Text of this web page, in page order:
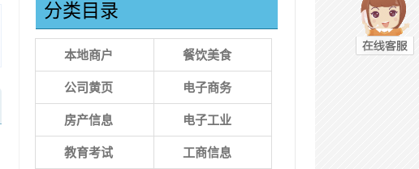
分类目录
本地商户 餐饮美食
公司黄页 电子商务
房产信息 电子工业
教育考试 工商信息